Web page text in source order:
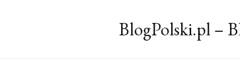
BlogPolski.pl –